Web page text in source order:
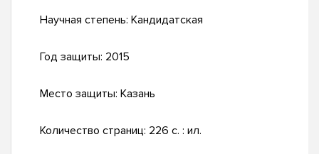
Научная степень: Кандидатская
Год защиты: 2015
Место защиты: Казань
Количество страниц: 226 с. : ил.